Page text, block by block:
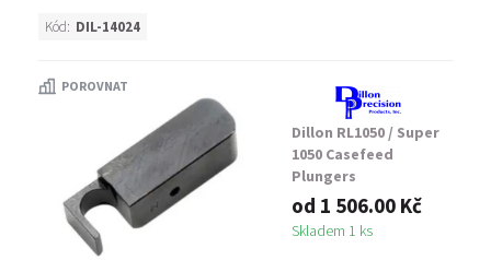
Kód: DIL-14024
POROVNAT
Dillon RL1050 / Super
1050 Casefeed
Plungers
od 1 506.00 Kč
Skladem 1 ks